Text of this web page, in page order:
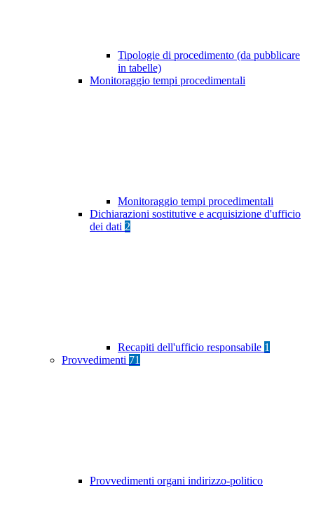
Tipologie di procedimento (da pubblicare
in tabelle)
Monitoraggio tempi procedimentali
Monitoraggio tempi procedimentali
Dichiarazioni sostitutive e acquisizione d'ufficio
dei dati 2
Recapiti dell'ufficio responsabile 1
Provvedimenti 71
Provvedimenti organi indirizzo-politico